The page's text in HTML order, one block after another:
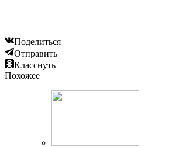
Поделиться
Отправить
Класснуть
Похожее